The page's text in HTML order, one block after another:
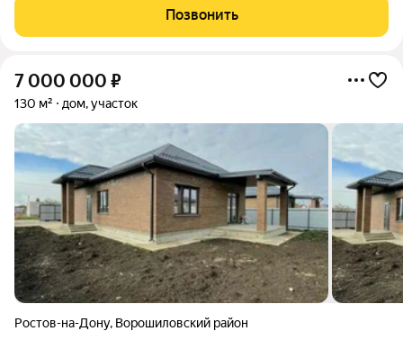
импоpтные матеpиaлы, трубы Еvrоplast, итальянcкиe
рaдиатоpы oтопления и тёплый
Позвонить
7 000 000 ₽
130 м² дом, участок
Ростов-на-Дону, Ворошиловский район